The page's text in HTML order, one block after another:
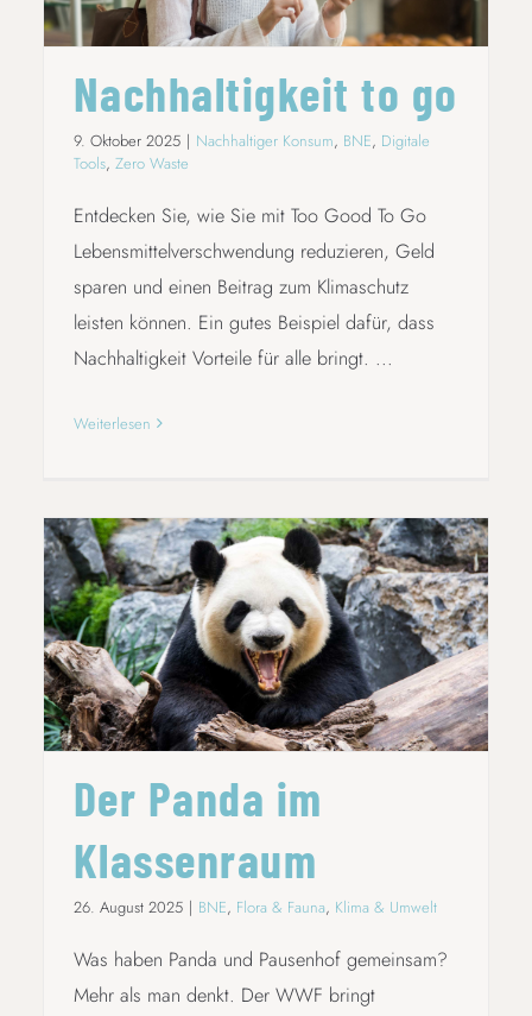
Nachhaltigkeit to go
9. Oktober 2025 | Nachhaltiger Konsum, BNE, Digitale
Tools, Zero Waste
Entdecken Sie, wie Sie mit Too Good To Go
Lebensmittelverschwendung reduzieren, Geld
sparen und einen Beitrag zum Klimaschutz
leisten können. Ein gutes Beispiel dafür, dass
Nachhaltigkeit Vorteile für alle bringt. ...
Weiterlesen
DER PANDA IM KLASSENRAUM
Der Panda im
Klassenraum
26. August 2025 | BNE, Flora & Fauna, Klima & Umwelt
Was haben Panda und Pausenhof gemeinsam?
Mehr als man denkt. Der WWF bringt